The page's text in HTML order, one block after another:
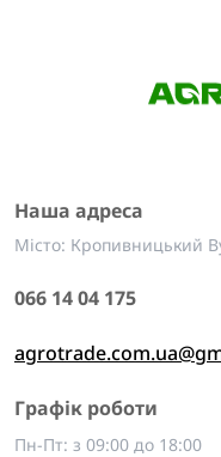
Наша адреса
Місто: Кропивницький
066 14 04 175
Графік роботи
Пн-Пт: з 09:00 до 18:00